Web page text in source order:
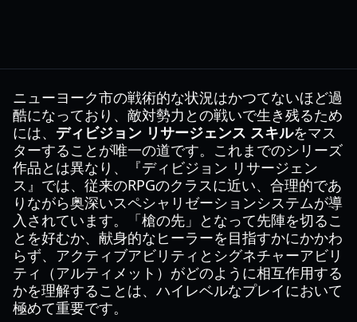
ニューヨーク市の戦術的な状況はかつてないほど過
酷になっており、敵対勢力との戦いで生き残るため
には、 ディビジョン リサージェンス スキルをマス
ターすることが唯一の道です。これまでのシリーズ
作品とは異なり、『ディビジョン リサージェン
ス』では、従来のRPGのクラスに近い、合理的であ
りながら奥深いスペシャリゼーションシステムが導
入されています。「槍の先」となって先陣を切るこ
とを好むか、献身的なヒーラーを目指すかにかかわ
らず、アクティブアビリティとシグネチャーアビリ
ティ（アルティメット）がどのように相互作用する
かを理解することは、ハイレベルなプレイにおいて
極めて重要です。